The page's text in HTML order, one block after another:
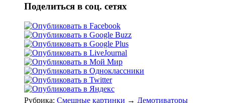
Поделиться в соц. сетях
Рубрика: Смешные картинки → Демотиваторы